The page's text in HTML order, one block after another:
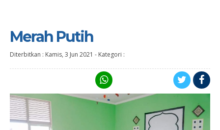
Merah Putih
Diterbitkan : Kamis, 3 Jun 2021 - Kategori :